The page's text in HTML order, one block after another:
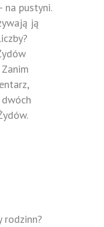
na pustyni.
ją
dwóch
rodzinn?